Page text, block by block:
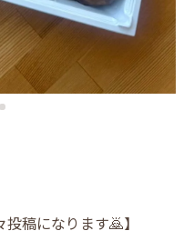
稿になります🙇】